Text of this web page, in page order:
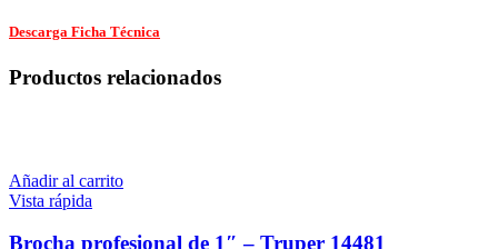
Descarga Ficha Técnica
Productos relacionados
Añadir al carrito
Vista rápida
Brocha profesional de 1″ – Truper 14481